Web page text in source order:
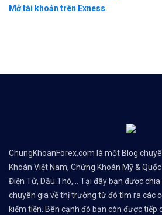
Mở tài khoản trên Exness
ChungKhoanForex.com là một Blog
Khoán Việt Nam, Chứng Khoán Mỹ &
Điện Tử, Dầu Thô,... Tại đây bạn được
chuyên gia về thị trường từ đó tìm ra các
kiếm tiền. Bên cạnh đó bạn còn được tiếp